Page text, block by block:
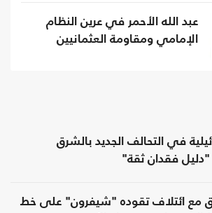
عبد الله الأحمر في عرين النظام
الإمامي ومقاومة العثمانيين
في التحالف الجديد بالشرق
فقدان ثقة"
مع ائتلاف تقوده "شيفرون" على خط